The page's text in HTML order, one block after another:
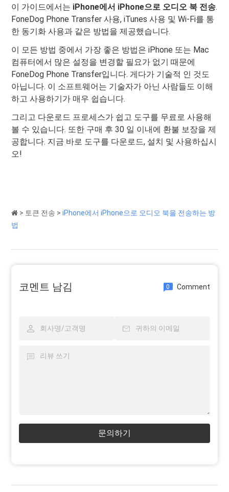
이 가이드에서는 iPhone에서 iPhone으로 오디오 북 전송.
FoneDog Phone Transfer 사용, iTunes 사용 및 Wi-Fi를 통
한 동기화 사용과 같은 방법을 제공했습니다.
이 모든 방법 중에서 가장 좋은 방법은 iPhone 또는 Mac
컴퓨터에서 많은 설정을 변경할 필요가 없기 때문에
FoneDog Phone Transfer입니다. 게다가 기술적 인 것도
아닙니다. 이 소프트웨어는 기술자가 아닌 사람들도 이해
하고 사용하기가 매우 쉽습니다.
그리고 다운로드 프로세스가 쉽고 도구를 무료로 사용해
볼 수 있습니다. 또한 구매 후 30 일 이내에 환불 보장을 제
공합니다. 지금 바로 도구를 다운로드, 설치 및 사용하십시
오!
> 토큰 전송 >iPhone에서 iPhone으로 오디오 북을 전송하는 방
법
코멘트 남김 0 Comment
문의하기